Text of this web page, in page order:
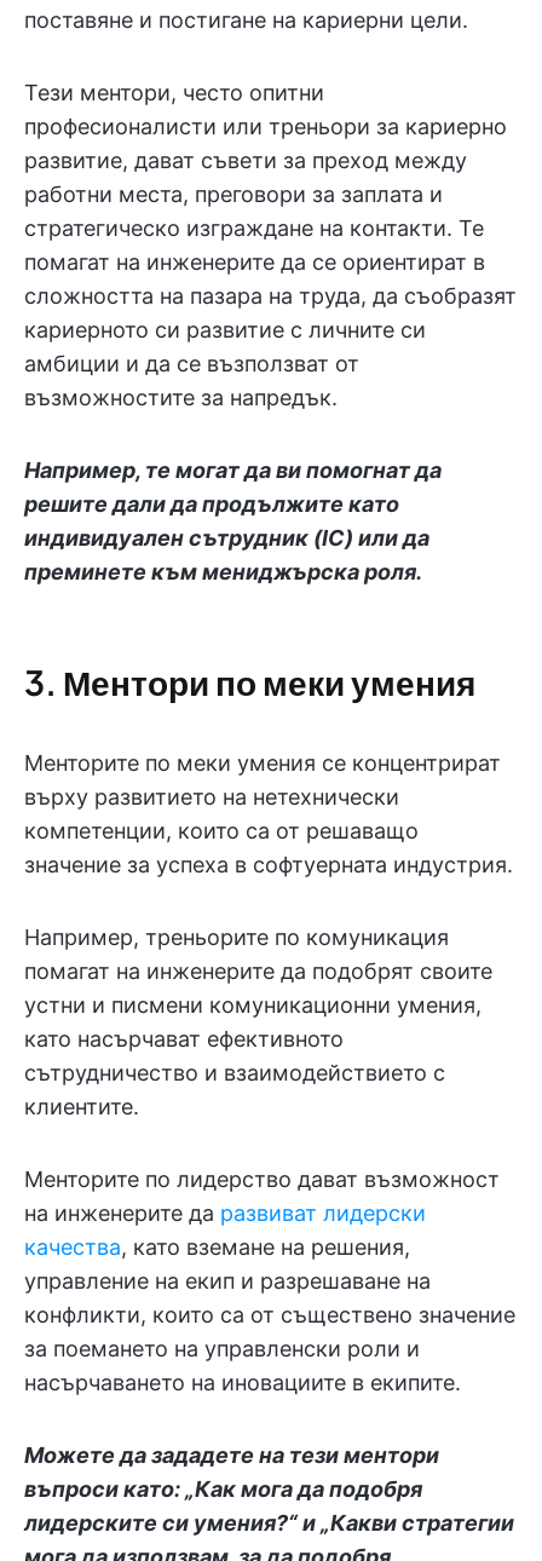
поставяне и постигане на кариерни цели.
Тези ментори, често опитни
професионалисти или треньори за кариерно
развитие, дават съвети за преход между
работни места, преговори за заплата и
стратегическо изграждане на контакти. Те
помагат на инженерите да се ориентират в
сложността на пазара на труда, да съобразят
кариерното си развитие с личните си
амбиции и да се възползват от
възможностите за напредък.
Например, те могат да ви помогнат да
решите дали да продължите като
индивидуален сътрудник (IC) или да
преминете към мениджърска роля.
3. Ментори по меки умения
Менторите по меки умения се концентрират
върху развитието на нетехнически
компетенции, които са от решаващо
значение за успеха в софтуерната индустрия.
Например, треньорите по комуникация
помагат на инженерите да подобрят своите
устни и писмени комуникационни умения,
като насърчават ефективното
сътрудничество и взаимодействието с
клиентите.
Менторите по лидерство дават възможност
на инженерите да развиват лидерски
качества, като вземане на решения,
управление на екип и разрешаване на
конфликти, които са от съществено значение
за поемането на управленски роли и
насърчаването на иновациите в екипите.
Можете да зададете на тези ментори
въпроси като: „Как мога да подобря
лидерските си умения?“ и „Какви стратегии